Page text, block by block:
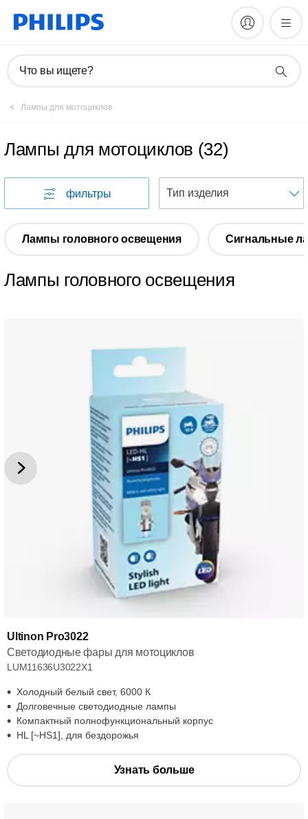
Что вы ищете?
Лампы для мотоциклов
Лампы для мотоциклов (32)
фильтры
Лампы головного освещения Сигнальные
Лампы головного освещения
Ultinon Pro3022
Светодиодные фары для мотоциклов
LUM11636U3022X1
Холодный белый свет, 6000 К
Долговечные светодиодные лампы
Компактный полнофункциональный корпус
HL [~HS1], для бездорожья
Узнать больше